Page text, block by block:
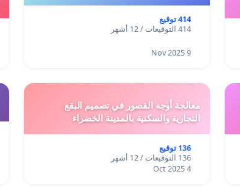
414 توقيع
414 التوقيعات / 12 أشهر
9 Nov 2025
معالجة أوجه القصور في تصميم البقع
التجارية والسكنية بالمدينة الخضراء
136 توقيع
136 التوقيعات / 12 أشهر
4 Oct 2025